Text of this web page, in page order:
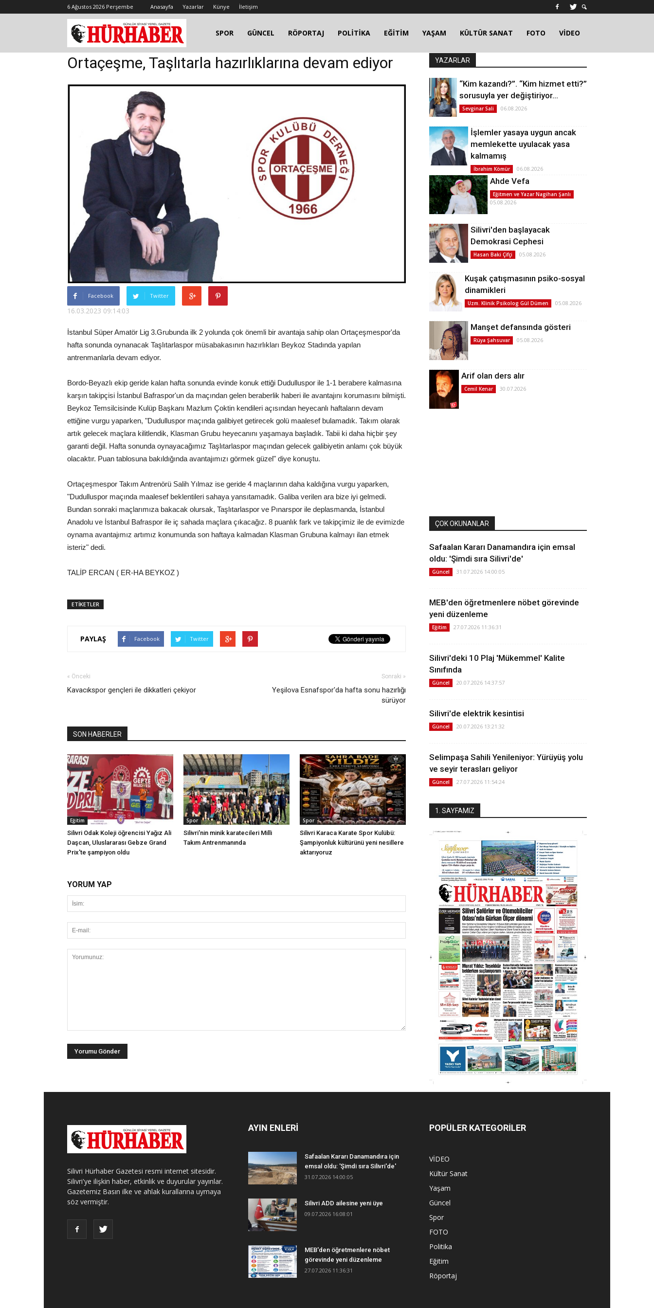
6 Ağustos 2026 Perşembe Anasayfa Yazarlar Künye İletişim
SPOR GÜNCEL RÖPORTAJ POLİTİKA EĞİTİM YAŞAM KÜLTÜR SANAT FOTO VİDEO
Ortaçeşme, Taşlıtarla hazırlıklarına devam ediyor
Facebook Twitter
16.03.2023 09:14:03
İstanbul Süper Amatör Lig 3.Grubunda ilk 2 yolunda çok önemli bir avantaja sahip olan Ortaçeşmespor'da
hafta sonunda oynanacak Taşlıtarlaspor müsabakasının hazırlıkları Beykoz Stadında yapılan
antrenmanlarla devam ediyor.
Bordo-Beyazlı ekip geride kalan hafta sonunda evinde konuk ettiği Dudulluspor ile 1-1 berabere kalmasına
karşın takipçisi İstanbul Bafraspor'un da maçından gelen beraberlik haberi ile avantajını korumasını bilmişti.
Beykoz Temsilcisinde Kulüp Başkanı Mazlum Çoktin kendileri açısından heyecanlı haftaların devam
ettiğine vurgu yaparken, "Dudulluspor maçında galibiyet getirecek golü maalesef bulamadık. Takım olarak
artık gelecek maçlara kilitlendik, Klasman Grubu heyecanını yaşamaya başladık. Tabii ki daha hiçbir şey
garanti değil. Hafta sonunda oynayacağımız Taşlıtarlaspor maçından gelecek galibiyetin anlamı çok büyük
olacaktır. Puan tablosuna bakıldığında avantajımızı görmek güzel" diye konuştu.
Ortaçeşmespor Takım Antrenörü Salih Yılmaz ise geride 4 maçlarının daha kaldığına vurgu yaparken,
"Dudulluspor maçında maalesef beklentileri sahaya yansıtamadık. Galiba verilen ara bize iyi gelmedi.
Bundan sonraki maçlarımıza bakacak olursak, Taşlıtarlaspor ve Pınarspor ile deplasmanda, İstanbul
Anadolu ve İstanbul Bafraspor ile iç sahada maçlara çıkacağız. 8 puanlık fark ve takipçimiz ile de evimizde
oynama avantajımız artımız konumunda son haftaya kalmadan Klasman Grubuna kalmayı ilan etmek
isteriz" dedi.
TALİP ERCAN ( ER-HA BEYKOZ )
ETİKETLER
PAYLAŞ Facebook Twitter
« Önceki
Kavacıkspor gençleri ile dikkatleri çekiyor
Sonraki »
Yeşilova Esnafspor'da hafta sonu hazırlığı
sürüyor
SON HABERLER
Eğitim
Silivri Odak Koleji öğrencisi Yağız Ali
Daşcan, Uluslararası Gebze Grand
Prix'te şampiyon oldu
Spor
Silivri'nin minik karatecileri Milli
Takım Antrenmanında
Spor
Silivri Karaca Karate Spor Kulübü:
Şampiyonluk kültürünü yeni nesillere
aktarıyoruz
YORUM YAP
YAZARLAR
“Kim kazandı?”. “Kim hizmet etti?”
sorusuyla yer değiştiriyor…
Sevginar Sali 06.08.2026
İşlemler yasaya uygun ancak
memlekette uyulacak yasa
kalmamış
İbrahim Kömür 06.08.2026
Ahde Vefa
Eğitmen ve Yazar Nagihan Şanlı
05.08.2026
Silivri'den başlayacak
Demokrasi Cephesi
Hasan Baki Çifçi 05.08.2026
Kuşak çatışmasının psiko-sosyal
dinamikleri
Uzm. Klinik Psikolog Gül Dümen 05.08.2026
Manşet defansında gösteri
Rüya Şahsuvar 05.08.2026
Arif olan ders alır
Cemil Kenar 30.07.2026
ÇOK OKUNANLAR
Safaalan Kararı Danamandıra için emsal
oldu: 'Şimdi sıra Silivri'de'
Güncel 31.07.2026 14:00:05
MEB'den öğretmenlere nöbet görevinde
yeni düzenleme
Eğitim 27.07.2026 11:36:31
Silivri'deki 10 Plaj 'Mükemmel' Kalite
Sınıfında
Güncel 20.07.2026 14:37:57
Silivri'de elektrik kesintisi
Güncel 20.07.2026 13:21:32
Selimpaşa Sahili Yenileniyor: Yürüyüş yolu
ve seyir terasları geliyor
Güncel 27.07.2026 11:54:24
1. SAYFAMIZ
Silivri Hürhaber Gazetesi resmi internet sitesidir.
Silivri'ye ilişkin haber, etkinlik ve duyurular yayınlar.
Gazetemiz Basın ilke ve ahlak kurallarına uymaya
söz vermiştir.
AYIN ENLERİ
Safaalan Kararı Danamandıra için
emsal oldu: 'Şimdi sıra Silivri'de'
31.07.2026 14:00:05
Silivri ADD ailesine yeni üye
09.07.2026 16:08:01
MEB'den öğretmenlere nöbet
görevinde yeni düzenleme
27.07.2026 11:36:31
POPÜLER KATEGORİLER
VİDEO
Kültür Sanat
Yaşam
Güncel
Spor
FOTO
Politika
Eğitim
Röportaj